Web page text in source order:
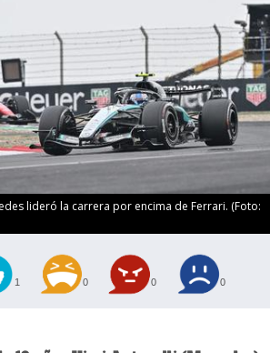
lideró la carrera por encima de Ferrari. (Foto:
1 0 0 0